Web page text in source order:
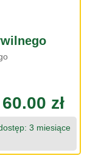
60.00 zł
3 miesiące